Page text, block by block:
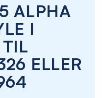
ALPHA
I
ELLER